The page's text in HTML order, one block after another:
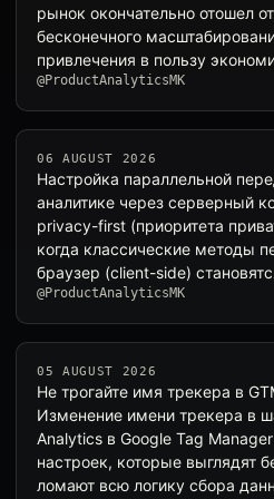
рынок окончательно отошел
бесконечного
привлечения в пользу
@ProductAnalyticsMK
06 AUGUST 2026
Настройка параллельной
аналитике через серверный
privacy-first (приоритета
когда классические методы
браузер (client-side)
@ProductAnalyticsMK
05 AUGUST 2026
Не трогайте имя трекера в
Изменение имени трекера в
Analytics в Google Tag
настроек, которые выглядят
ломают всю логику сбора